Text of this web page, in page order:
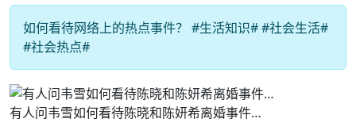
如何看待网络上的热点事件？ #生活知识# #社会生活#
#社会热点#
有人问韦雪如何看待陈晓和陈妍希离婚事件…